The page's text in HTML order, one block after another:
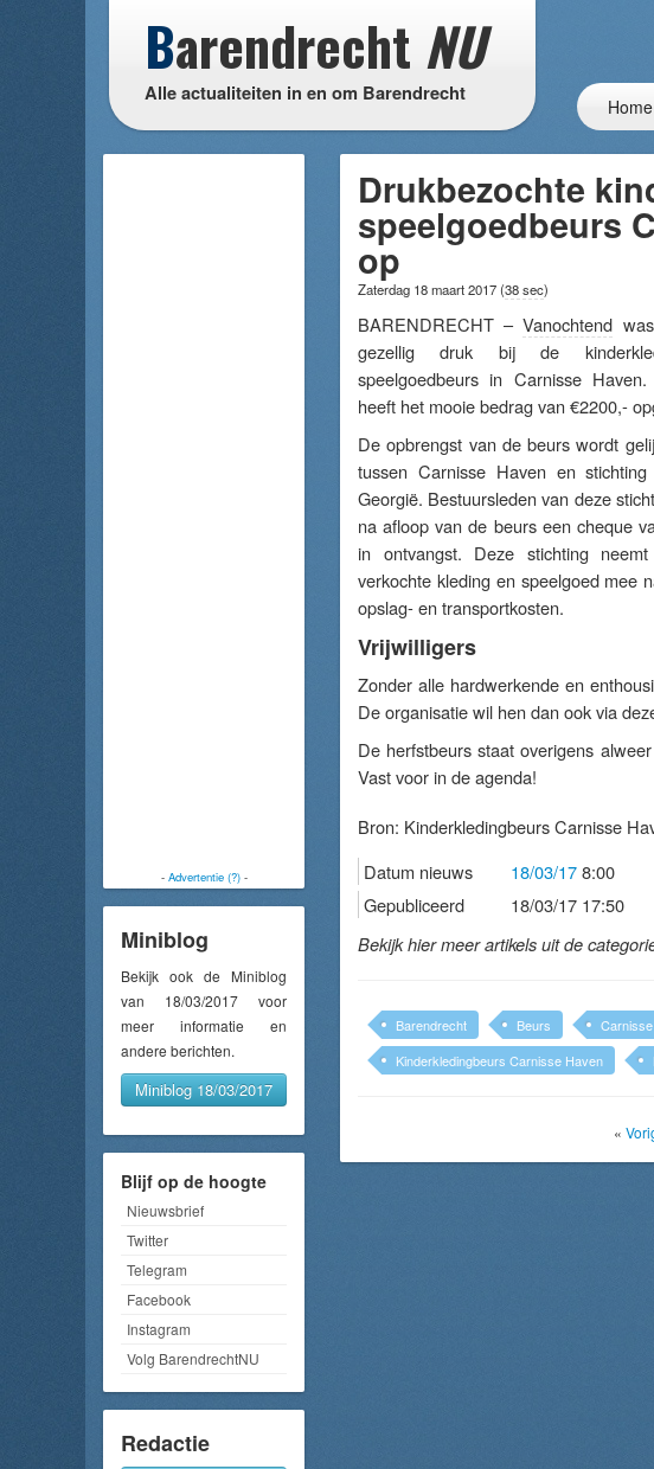
Barendrecht NU
Alle actualiteiten in en om Barendrecht
Home
- Advertentie (?)-
Miniblog
Bekijk ook de Miniblog
van 18/03/2017 voor
meer informatie en
andere berichten.
Miniblog 18/03/2017
Blijf op de hoogte
Nieuwsbrief
Twitter
Telegram
Facebook
Instagram
Volg BarendrechtNU
Redactie
Drukbezochte
speelgoedbeurs
op
Zaterdag 18 maart 2017(38 sec)
BARENDRECHT –Vanochtend
gezellig druk bij de
speelgoedbeurs in Carnisse
heeft het mooie bedrag van €2200,-
De opbrengst van de beurs wordt
tussen Carnisse Haven en
Georgië. Bestuursleden van deze
na afloop van de beurs een cheque
in ontvangst. Deze stichting
verkochte kleding en speelgoed mee
opslag- en transportkosten.
Vrijwilligers
Zonder alle hardwerkende en
De organisatie wil hen dan ook via
De herfstbeurs staat overigens
Vast voor in de agenda!
Bron: Kinderkledingbeurs Carnisse
Datum nieuws
18/03/178:00
Gepubliceerd
18/03/17 17:50
Bekijk hier meer artikels uit de
Barendrecht Beurs
Kinderkledingbeurs Carnisse Haven
«